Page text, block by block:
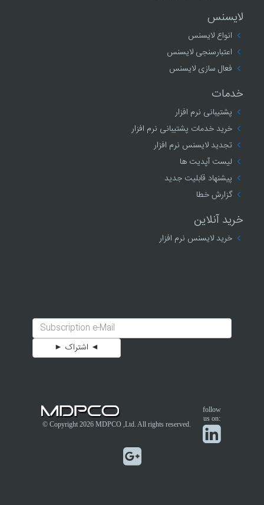
لایسنس
انواع لایسنس
اعتبارسنجی لایسنس
فعال سازی لایسنس
خدمات
پشتیبانی نرم افزار
خرید خدمات پشتیبانی نرم افزار
تجدید لایسنس نرم افزار
لیست آپدیت ها
پیشنهاد قابلیت جدید
گزارش خطا
خرید آنلاین
خرید لایسنس نرم افزار
© Copyright 2026 MDPCO ,Ltd. All rights reserved.
follow
us on: